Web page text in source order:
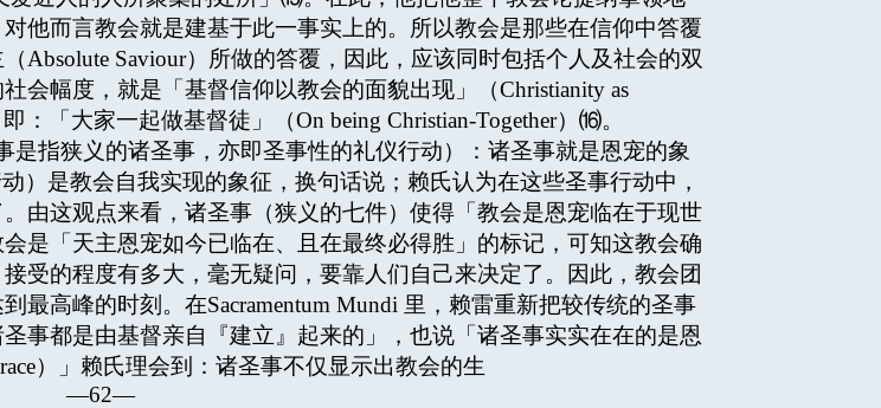
他而言教会就是建基于此一事实上的。所以教会是那些在信仰中答覆
Absolute Saviour）所做的答覆，因此，应该同时包括个人及社会的双
会幅度，就是「基督信仰以教会的面貌出现」（Christianity as
：「大家一起做基督徒」（On being Christian-Together）⒃。
指狭义的诸圣事，亦即圣事性的礼仪行动）：诸圣事就是恩宠的象
）是教会自我实现的象征，换句话说；赖氏认为在这些圣事行动中，
由这观点来看，诸圣事（狭义的七件）使得「教会是恩宠临在于现世
是「天主恩宠如今已临在、且在最终必得胜」的标记，可知这教会确
受的程度有多大，毫无疑问，要靠人们自己来决定了。因此，教会团
最高峰的时刻。在Sacramentum Mundi 里，赖雷重新把较传统的圣事
事都是由基督亲自『建立』起来的」，也说「诸圣事实实在在的是恩
）」赖氏理会到：诸圣事不仅显示出教会的生
—62—